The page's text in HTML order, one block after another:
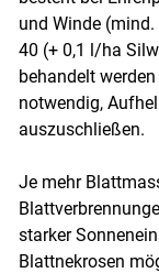
und Winde
40 (+ 0,1 l/ha
behandelt
notwendig,
auszuschließen.
Je mehr
starker
Blattnekrosen